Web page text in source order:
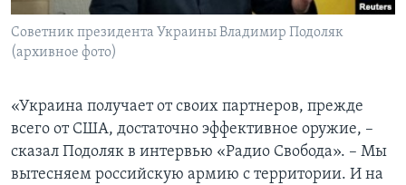
Советник президента Украины Владимир Подоляк
(архивное фото)
«Украина получает от своих партнеров, прежде
всего от США, достаточно эффективное оружие, –
сказал Подоляк в интервью «Радио Свобода». – Мы
вытесняем российскую армию с территории. И на